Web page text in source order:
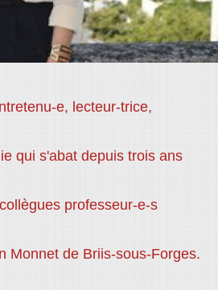
e, lecteur-trice,
qui s'abat depuis trois ans
professeur-e-s
Monnet de Briis-sous-Forges.